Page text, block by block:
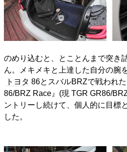
のめり込むと、とことんまで突き
ん。メキメキと上達した自分の腕
トヨタ 86とスバルBRZで戦われ
86/BRZ Race』(現 TGR GR86/
ントリーし続けて、個人的に目標
した。